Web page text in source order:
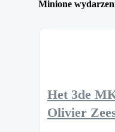
Minione
Het 3de
Olivier